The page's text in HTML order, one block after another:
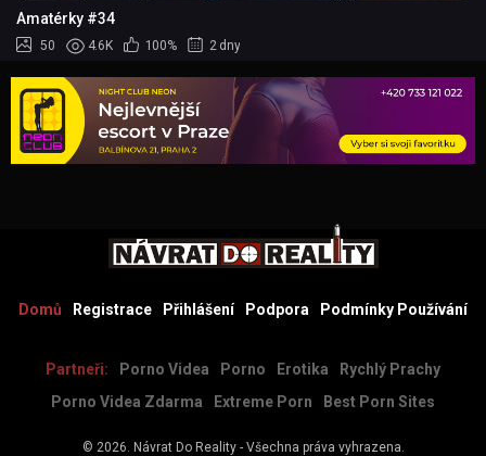
Amatérky #34
50 4.6K 100% 2 dny
Domů Registrace Přihlášení Podpora Podmínky Používání
Partneři: Porno Videa Porno Erotika
Rychlý Prachy
Porno Videa Zdarma
Extreme Porn Best Porn Sites
© 2026. Návrat Do Reality- Všechna práva vyhrazena.